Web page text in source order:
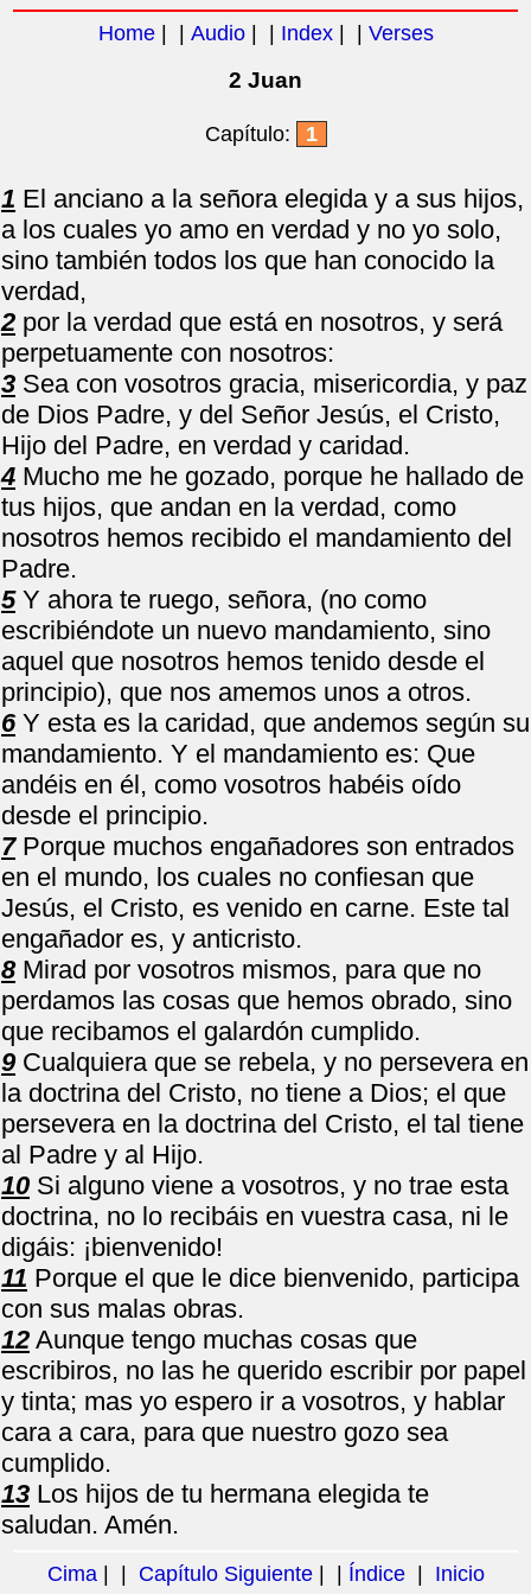
Home| | Audio| | Index| | Verses
2 Juan
Capítulo: 1
1 El anciano a la señora elegida y a sus hijos,
a los cuales yo amo en verdad y no yo solo,
sino también todos los que han conocido la
verdad,
2 por la verdad que está en nosotros, y será
perpetuamente con nosotros:
3 Sea con vosotros gracia, misericordia, y paz
de Dios Padre, y del Señor Jesús, el Cristo,
Hijo del Padre, en verdad y caridad.
4 Mucho me he gozado, porque he hallado de
tus hijos, que andan en la verdad, como
nosotros hemos recibido el mandamiento del
Padre.
5Y ahora te ruego, señora, (no como
escribiéndote un nuevo mandamiento, sino
aquel que nosotros hemos tenido desde el
principio), que nos amemos unos a otros.
6Y esta es la caridad, que andemos según su
mandamiento. Y el mandamiento es: Que
andéis en él, como vosotros habéis oído
desde el principio.
7Porque muchos engañadores son entrados
en el mundo, los cuales no confiesan que
Jesús, el Cristo, es venido en carne. Este tal
engañador es, y anticristo.
8Mirad por vosotros mismos, para que no
perdamos las cosas que hemos obrado, sino
que recibamos el galardón cumplido.
9Cualquiera que se rebela, y no persevera en
la doctrina del Cristo, no tiene a Dios; el que
persevera en la doctrina del Cristo, el tal tiene
al Padre y al Hijo.
10 Si alguno viene a vosotros, y no trae esta
doctrina, no lo recibáis en vuestra casa, ni le
digáis: ¡bienvenido!
11 Porque el que le dice bienvenido, participa
con sus malas obras.
12 Aunque tengo muchas cosas que
escribiros, no las he querido escribir por papel
y tinta; mas yo espero ir a vosotros, y hablar
cara a cara, para que nuestro gozo sea
cumplido.
13 Los hijos de tu hermana elegida te
saludan. Amén.
Cima| | Capítulo Siguiente| | Índice| Inicio